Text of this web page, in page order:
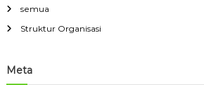
semua
Struktur Organisasi
Meta